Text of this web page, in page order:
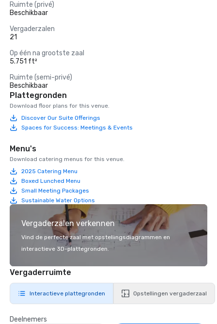
Ruimte (privé)
Beschikbaar
Vergaderzalen
21
Op één na grootste zaal
5.751 ft²
Ruimte (semi-privé)
Beschikbaar
Plattegronden
Download floor plans for this venue.
Discover Our Suite Offerings
Spaces for Success: Meetings & Events
Menu's
Download catering menus for this venue.
2025 Catering Menu
Boxed Lunched Menu
Small Meeting Packages
Sustainable Water Options
Vergaderzalen verkennen
Vind de perfecte zaal met opstellingsdiagrammen en
interactieve 3D-plattegronden.
Vergaderruimte
Interactieve plattegronden Opstellingen vergaderzaal
Deelnemers